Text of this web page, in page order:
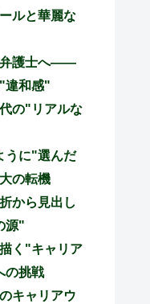
ルと華麗な
弁護士へ――
違和感"
の"リアルな
うに"選んだ
の転機
から見出し
源"
く"キャリア
挑戦
キャリアウ